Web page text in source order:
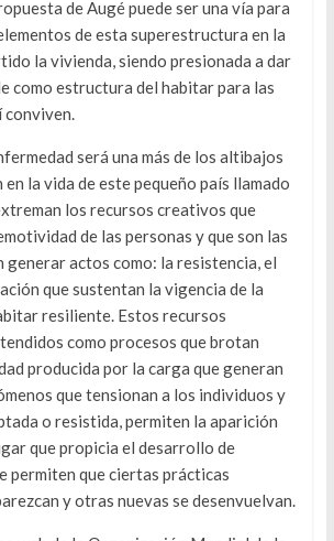
de Augé puede ser una vía para
de esta superestructura en la
la vivienda, siendo presionada a dar
como estructura del habitar para las
conviven.
será una más de los altibajos
en la vida de este pequeño país llamado
los recursos creativos que
de las personas y que son las
generar actos como: la resistencia, el
que sustentan la vigencia de la
resiliente. Estos recursos
como procesos que brotan
producida por la carga que generan
que tensionan a los individuos y
o resistida, permiten la aparición
que propicia el desarrollo de
permiten que ciertas prácticas
y otras nuevas se desenvuelvan.